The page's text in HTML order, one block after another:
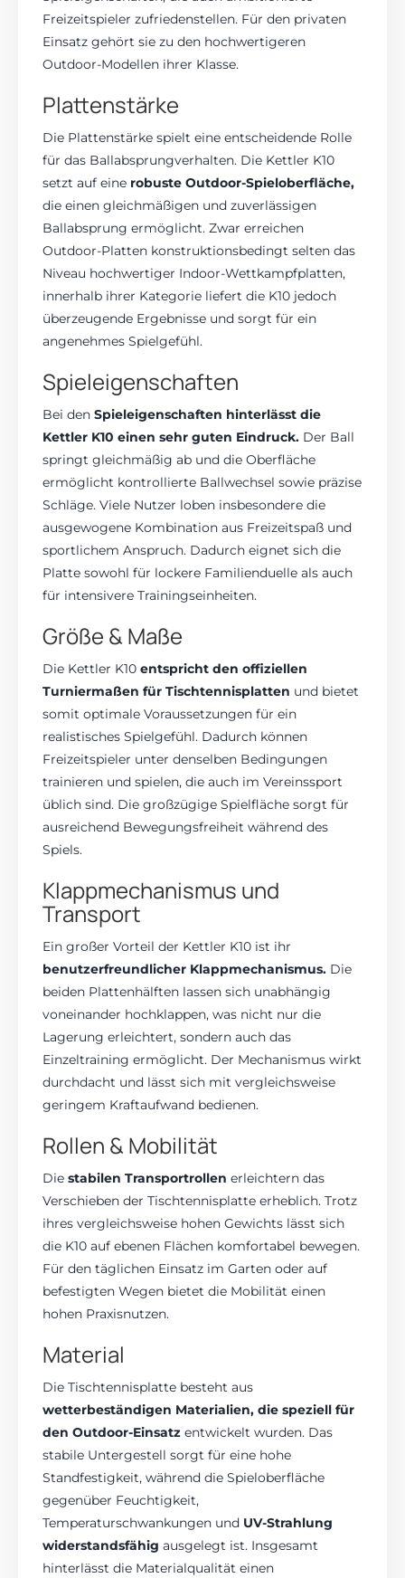
Freizeitspieler zufriedenstellen. Für den privaten
Einsatz gehört sie zu den hochwertigeren
Outdoor-Modellen ihrer Klasse.
Plattenstärke
Die Plattenstärke spielt eine entscheidende Rolle
für das Ballabsprungverhalten. Die Kettler K10
setzt auf eine robuste Outdoor-Spieloberfläche,
die einen gleichmäßigen und zuverlässigen
Ballabsprung ermöglicht. Zwar erreichen
Outdoor-Platten konstruktionsbedingt selten das
Niveau hochwertiger Indoor-Wettkampfplatten,
innerhalb ihrer Kategorie liefert die K10 jedoch
überzeugende Ergebnisse und sorgt für ein
angenehmes Spielgefühl.
Spieleigenschaften
Bei denSpieleigenschaften hinterlässt die
Kettler K10 einen sehr guten Eindruck. Der Ball
springt gleichmäßig ab und die Oberfläche
ermöglicht kontrollierte Ballwechsel sowie präzise
Schläge. Viele Nutzer loben insbesondere die
ausgewogene Kombination aus Freizeitspaß und
sportlichem Anspruch. Dadurch eignet sich die
Platte sowohl für lockere Familienduelle als auch
für intensivere Trainingseinheiten.
Größe & Maße
Die Kettler K10entspricht den offiziellen
Turniermaßen für Tischtennisplatten und bietet
somit optimale Voraussetzungen für ein
realistisches Spielgefühl. Dadurch können
Freizeitspieler unter denselben Bedingungen
trainieren und spielen, die auch im Vereinssport
üblich sind. Die großzügige Spielfläche sorgt für
ausreichend Bewegungsfreiheit während des
Spiels.
Klappmechanismus und
Transport
Ein großer Vorteil der Kettler K10 ist ihr
benutzerfreundlicher Klappmechanismus. Die
beiden Plattenhälften lassen sich unabhängig
voneinander hochklappen, was nicht nur die
Lagerung erleichtert, sondern auch das
Einzeltraining ermöglicht. Der Mechanismus wirkt
durchdacht und lässt sich mit vergleichsweise
geringem Kraftaufwand bedienen.
Rollen & Mobilität
Diestabilen Transportrollen erleichtern das
Verschieben der Tischtennisplatte erheblich. Trotz
ihres vergleichsweise hohen Gewichts lässt sich
die K10 auf ebenen Flächen komfortabel bewegen.
Für den täglichen Einsatz im Garten oder auf
befestigten Wegen bietet die Mobilität einen
hohen Praxisnutzen.
Material
Die Tischtennisplatte besteht aus
wetterbeständigen Materialien, die speziell für
den Outdoor-Einsatz entwickelt wurden. Das
stabile Untergestell sorgt für eine hohe
Standfestigkeit, während die Spieloberfläche
gegenüber Feuchtigkeit,
Temperaturschwankungen und UV-Strahlung
widerstandsfähig ausgelegt ist. Insgesamt
hinterlässt die Materialqualität einen